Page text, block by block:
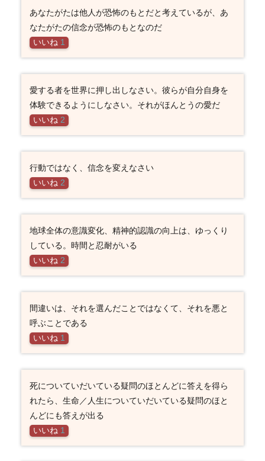
あなたがたは他人が恐怖のもとだと考えているが、あ
なたがたの信念が恐怖のもとなのだ
いいね 1
愛する者を世界に押し出しなさい。彼らが自分自身を
体験できるようにしなさい。それがほんとうの愛だ
いいね 2
行動ではなく、信念を変えなさい
いいね 2
地球全体の意識変化、精神的認識の向上は、ゆっくり
している。時間と忍耐がいる
いいね 2
間違いは、それを選んだことではなくて、それを悪と
呼ぶことである
いいね 1
死についていだいている疑問のほとんどに答えを得ら
れたら、生命／人生についていだいている疑問のほと
んどにも答えが出る
いいね 1